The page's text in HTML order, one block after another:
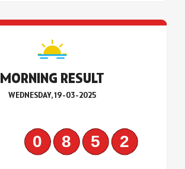
MORNING RESULT
WEDNESDAY, 19-03-2025
0852